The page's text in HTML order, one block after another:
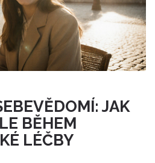
JAK
BĚHEM
LÉČBY